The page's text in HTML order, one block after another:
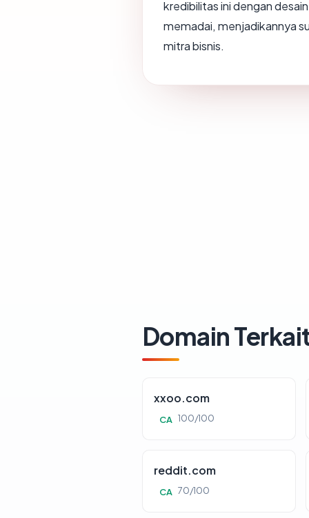
kredibilitas ini dengan
memadai, menjadikannya
mitra bisnis.
Domain
xxoo.com
CA 100/100
reddit.com
CA 70/100